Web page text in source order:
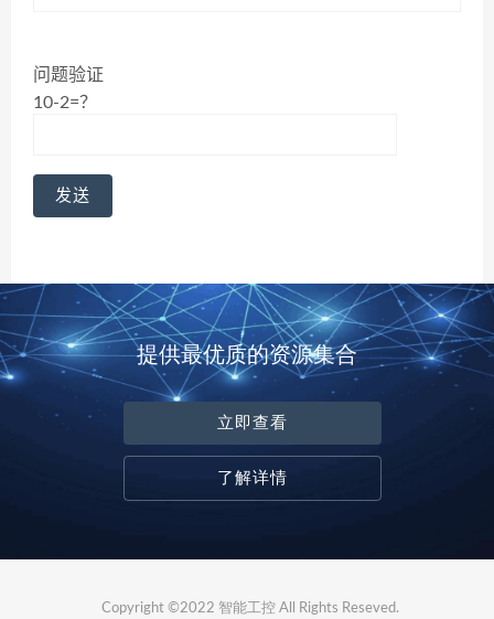
问题验证
10-2=？
提供最优质的资源集合
立即查看
了解详情
Copyright ©2022 智能工控 All Rights Reseved.